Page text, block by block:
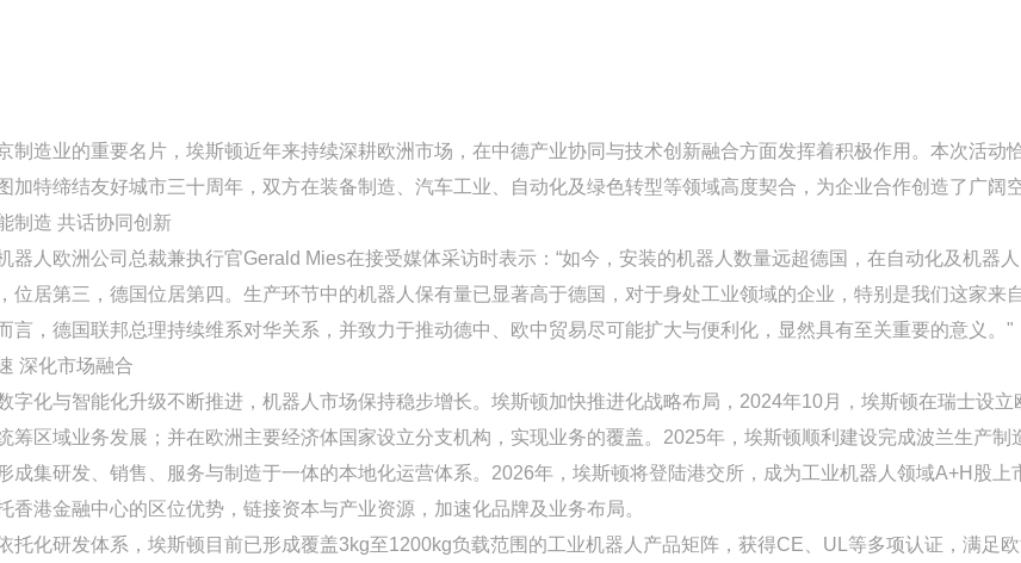
制造业的重要名片，埃斯顿近年来持续深耕欧洲市场，在中德产业协同与技术创新融合方面发挥着积极作用。本次活动
加特缔结友好城市三十周年，双方在装备制造、汽车工业、自动化及绿色转型等领域高度契合，为企业合作创造了广阔
制造 共话协同创新
器人欧洲公司总裁兼执行官Gerald Mies在接受媒体采访时表示：“如今，安装的机器人数量远超德国，在自动化及机器
位居第三，德国位居第四。生产环节中的机器人保有量已显著高于德国，对于身处工业领域的企业，特别是我们这家来
言，德国联邦总理持续维系对华关系，并致力于推动德中、欧中贸易尽可能扩大与便利化，显然具有至关重要的意义。"
深化市场融合
字化与智能化升级不断推进，机器人市场保持稳步增长。埃斯顿加快推进化战略布局，2024年10月，埃斯顿在瑞士设立
筹区域业务发展；并在欧洲主要经济体国家设立分支机构，实现业务的覆盖。2025年，埃斯顿顺利建设完成波兰生产制
成集研发、销售、服务与制造于一体的本地化运营体系。2026年，埃斯顿将登陆港交所，成为工业机器人领域A+H股上
香港金融中心的区位优势，链接资本与产业资源，加速化品牌及业务布局。
托化研发体系，埃斯顿目前已形成覆盖3kg至1200kg负载范围的工业机器人产品矩阵，获得CE、UL等多项认证，满足